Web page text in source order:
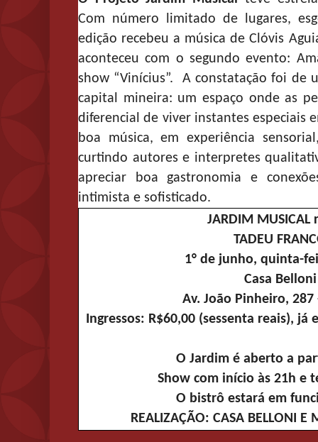
Com número limitado de lugares,
edição recebeu a música de Clóvis
aconteceu com o segundo evento:
show “Vinícius”. A constatação foi de
capital mineira: um espaço onde as
diferencial de viver instantes especiais
boa música, em experiência
curtindo autores e interpretes
apreciar boa gastronomia e
intimista e sofisticado.
JARDIM MUSICAL
TADEU
1° de junho, quinta-
Casa Belloni
Av. João Pinheiro, 287
Ingressos: R$60,00 (sessenta reais), já
O Jardim é aberto a
Show com início às 21h e
O bistrô estará em
REALIZAÇÃO: CASA BELLONI E